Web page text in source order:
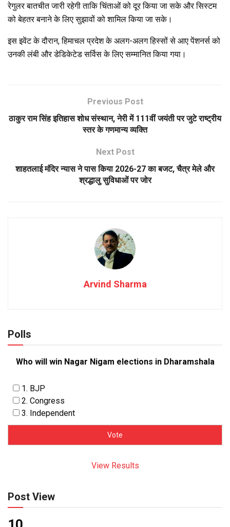
रेगुलर बातचीत जारी रहेगी ताकि चिंताओं को दूर किया जा सके और सिस्टम
को बेहतर बनाने के लिए सुझावों को शामिल किया जा सके।
इस इवेंट के दौरान, हिमाचल प्रदेश के अलग-अलग हिस्सों से आए पेंशनर्स को
उनकी लंबी और डेडिकेटेड सर्विस के लिए सम्मानित किया गया।
Previous Post
ठाकुर राम सिंह इतिहास शोध संस्थान, नेरी में 111वीं जयंती पर जुटे राष्ट्रीय
स्तर के गणमान्य व्यक्ति
Next Post
शाहतलाई मंदिर न्यास ने पास किया 2026-27 का बजट, चैत्र मेले और
श्रद्धालु सुविधाओं पर जोर
Arvind Sharma
Polls
Who will win Nagar Nigam elections in Dharamshala
1. BJP
2. Congress
3. Independent
View Results
Post View